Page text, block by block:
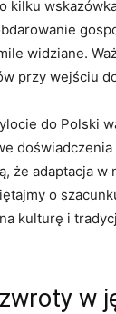
kilku
widziane.
przy wejściu
do Polski
że adaptacja w
o
kulturę i
w